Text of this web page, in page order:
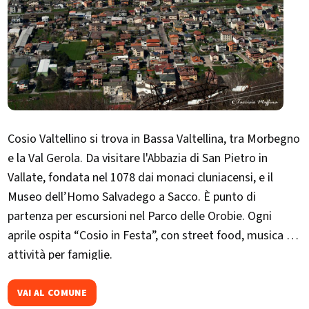
Cosio Valtellino si trova in Bassa Valtellina, tra Morbegno
e la Val Gerola. Da visitare l'Abbazia di San Pietro in
Vallate, fondata nel 1078 dai monaci cluniacensi, e il
Museo dell’Homo Salvadego a Sacco. È punto di
partenza per escursioni nel Parco delle Orobie. Ogni
aprile ospita “Cosio in Festa”, con street food, musica e
attività per famiglie.
VAI AL COMUNE